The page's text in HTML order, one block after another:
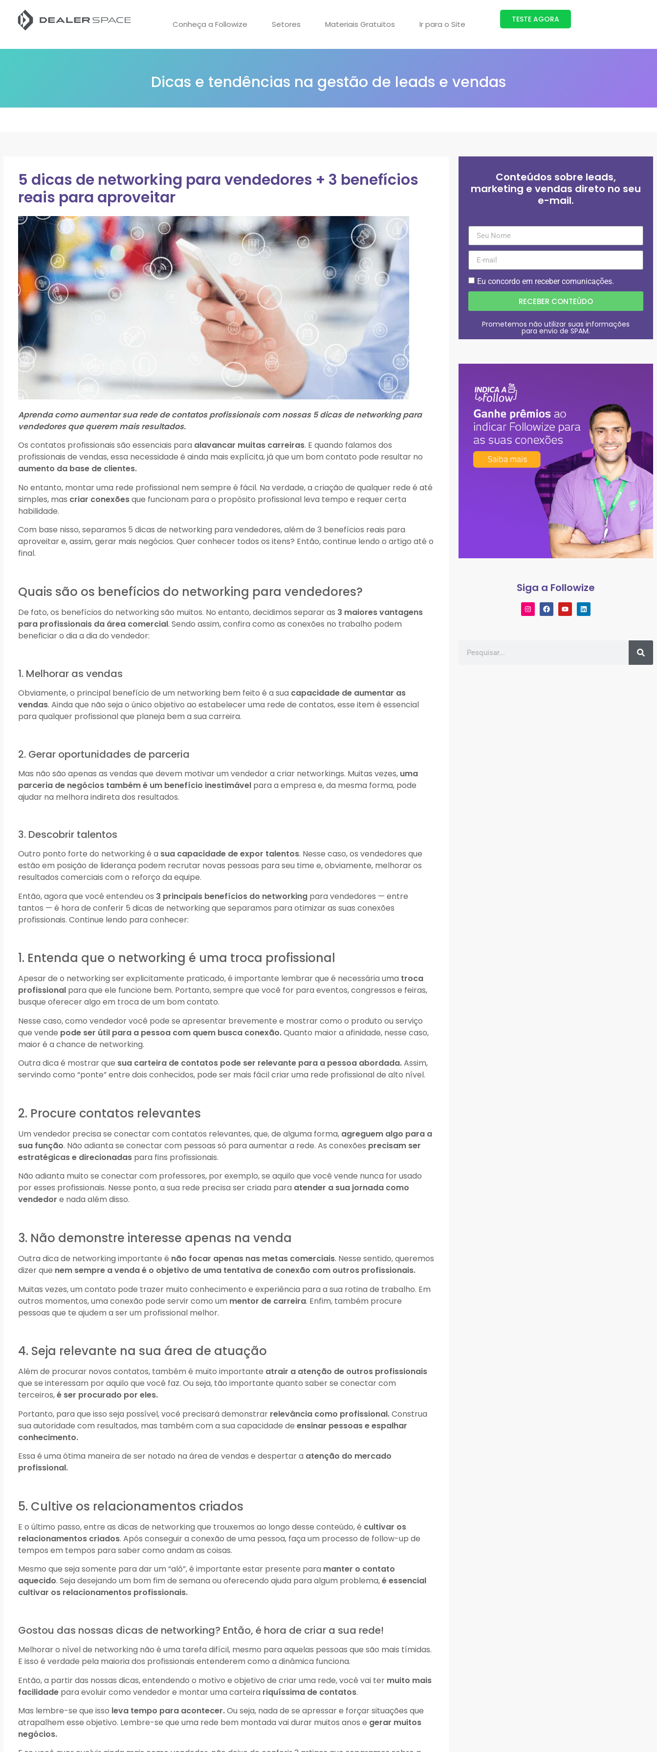
Conheça a Followize Setores Materiais Gratuitos Ir para o Site TESTE AGORA
Dicas e tendências na gestão de leads e vendas
5 dicas de networking para vendedores + 3 benefícios
reais para aproveitar
Aprenda como aumentar sua rede de contatos profissionais com nossas 5 dicas de networking para
vendedores que querem mais resultados.
Os contatos profissionais são essenciais para alavancar muitas carreiras. E quando falamos dos
profissionais de vendas, essa necessidade é ainda mais explícita, já que um bom contato pode resultar no
aumento da base de clientes.
No entanto, montar uma rede profissional nem sempre é fácil. Na verdade, a criação de qualquer rede é até
simples, mas criar conexõesque funcionam para o propósito profissional leva tempo e requer certa
habilidade.
Com base nisso, separamos 5 dicas de networking para vendedores, além de 3 benefícios reais para
aproveitar e, assim, gerar mais negócios. Quer conhecer todos os itens? Então, continue lendo o artigo até o
final.
Quais são os benefícios do networking para vendedores?
De fato, os benefícios do networking são muitos. No entanto, decidimos separar as 3 maiores vantagens
para profissionais da área comercial. Sendo assim, confira como as conexões no trabalho podem
beneficiar o dia a dia do vendedor:
1. Melhorar as vendas
Obviamente, o principal benefício de um networking bem feito é a sua capacidade de aumentar as
vendas. Ainda que não seja o único objetivo ao estabelecer uma rede de contatos, esse item é essencial
para qualquer profissional que planeja bem a sua carreira.
2. Gerar oportunidades de parceria
Mas não são apenas as vendas que devem motivar um vendedor a criar networkings. Muitas vezes, uma
parceria de negócios também é um benefício inestimável para a empresa e, da mesma forma, pode
ajudar na melhora indireta dos resultados.
3. Descobrir talentos
Outro ponto forte do networking é a sua capacidade de expor talentos. Nesse caso, os vendedores que
estão em posição de liderança podem recrutar novas pessoas para seu time e, obviamente, melhorar os
resultados comerciais com o reforço da equipe.
Então, agora que você entendeu os 3 principais benefícios do networking para vendedores — entre
tantos — é hora de conferir 5 dicas de networking que separamos para otimizar as suas conexões
profissionais. Continue lendo para conhecer:
1. Entenda que o networking é uma troca profissional
Apesar de o networking ser explicitamente praticado, é importante lembrar que é necessária uma troca
profissional para que ele funcione bem. Portanto, sempre que você for para eventos, congressos e feiras,
busque oferecer algo em troca de um bom contato.
Nesse caso, como vendedor você pode se apresentar brevemente e mostrar como o produto ou serviço
que vende pode ser útil para a pessoa com quem busca conexão.Quanto maior a afinidade, nesse caso,
maior é a chance de networking.
Outra dica é mostrar que sua carteira de contatos pode ser relevante para a pessoa abordada.Assim,
servindo como “ponte” entre dois conhecidos, pode ser mais fácil criar uma rede profissional de alto nível.
2. Procure contatos relevantes
Um vendedor precisa se conectar com contatos relevantes, que, de alguma forma, agreguem algo para a
sua função. Não adianta se conectar com pessoas só para aumentar a rede. As conexões precisam ser
estratégicas e direcionadas para fins profissionais.
Não adianta muito se conectar com professores, por exemplo, se aquilo que você vende nunca for usado
por esses profissionais. Nesse ponto, a sua rede precisa ser criada para atender a sua jornada como
vendedor e nada além disso.
3. Não demonstre interesse apenas na venda
Outra dica de networking importante é não focar apenas nas metas comerciais. Nesse sentido, queremos
dizer que nem sempre a venda é o objetivo de uma tentativa de conexão com outros profissionais.
Muitas vezes, um contato pode trazer muito conhecimento e experiência para a sua rotina de trabalho. Em
outros momentos, uma conexão pode servir como um mentor de carreira. Enfim, também procure
pessoas que te ajudem a ser um profissional melhor.
4. Seja relevante na sua área de atuação
Além de procurar novos contatos, também é muito importante atrair a atenção de outros profissionais
que se interessam por aquilo que você faz. Ou seja, tão importante quanto saber se conectar com
terceiros,é ser procurado por eles.
Portanto, para que isso seja possível, você precisará demonstrar relevância como profissional.Construa
sua autoridade com resultados, mas também com a sua capacidade de ensinar pessoas e espalhar
conhecimento.
Essa é uma ótima maneira de ser notado na área de vendas e despertar a atenção do mercado
profissional.
5. Cultive os relacionamentos criados
E o último passo, entre as dicas de networking que trouxemos ao longo desse conteúdo, é cultivar os
relacionamentos criados. Após conseguir a conexão de uma pessoa, faça um processo de follow-up de
tempos em tempos para saber como andam as coisas.
Mesmo que seja somente para dar um “alô”, é importante estar presente para manter o contato
aquecido. Seja desejando um bom fim de semana ou oferecendo ajuda para algum problema,é essencial
cultivar os relacionamentos profissionais.
Gostou das nossas dicas de networking? Então, é hora de criar a sua rede!
Melhorar o nível de networking não é uma tarefa difícil, mesmo para aquelas pessoas que são mais tímidas.
E isso é verdade pela maioria dos profissionais entenderem como a dinâmica funciona.
Então, a partir das nossas dicas, entendendo o motivo e objetivo de criar uma rede, você vai ter muito mais
facilidade para evoluir como vendedor e montar uma carteira riquíssima de contatos.
Mas lembre-se que isso leva tempo para acontecer.Ou seja, nada de se apressar e forçar situações que
atrapalhem esse objetivo. Lembre-se que uma rede bem montada vai durar muitos anos e gerar muitos
negócios.
Conteúdos sobre leads,
marketing e vendas direto no seu
e-mail.
Eu concordo em receber comunicações.
RECEBER CONTEÚDO
Prometemos não utilizar suas informações
para envio de SPAM.
Siga a Followize